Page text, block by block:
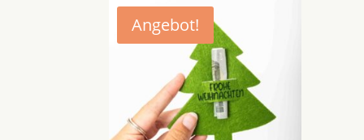
Angebot!